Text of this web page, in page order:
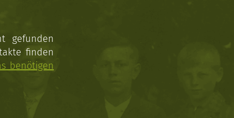
gefunden
finden
benötigen